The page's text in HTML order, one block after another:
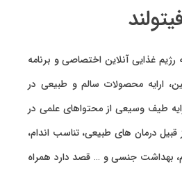
رژیم غذایی آنلاین اختصاصیو برنامه
ارایه محصولات سالم و طبیعی در
طیف وسیعی از محتواهای علمی در
درمان های طبیعی، تناسب اندام،
بهداشت جنسی و … قصد دارد همراه